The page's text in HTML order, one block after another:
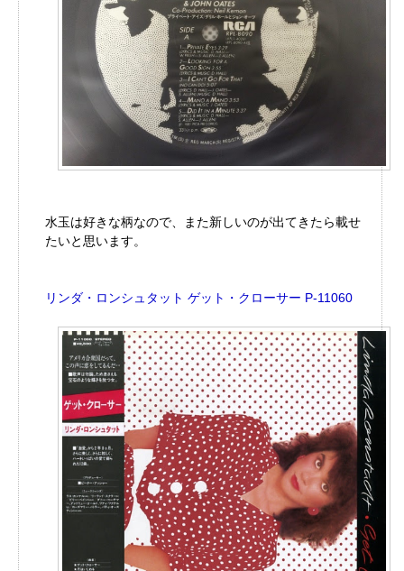
水玉は好きな柄なので、また新しいのが出てきたら載せ
たいと思います。
リンダ・ロンシュタット ゲット・クローサー P-11060